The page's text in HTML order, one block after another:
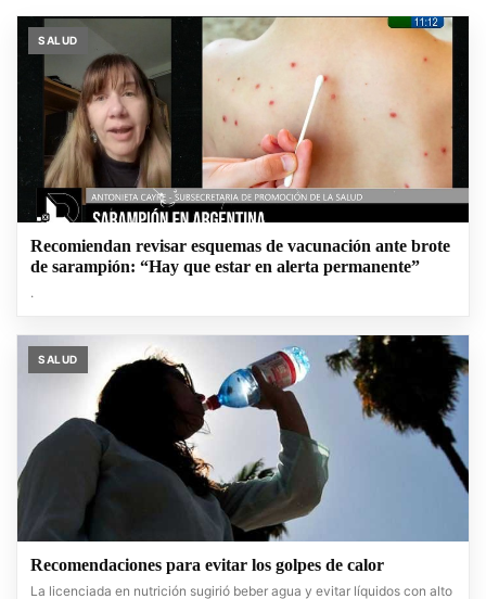
SALUD
Recomiendan revisar esquemas de vacunación ante brote
de sarampión: “Hay que estar en alerta permanente”
.
SALUD
Recomendaciones para evitar los golpes de calor
La licenciada en nutrición sugirió beber agua y evitar líquidos con alto